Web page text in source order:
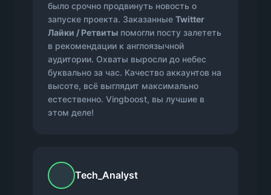
было срочно продвинуть новость о
запуске проекта. Заказанные Twitter
Лайки / Ретвиты помогли посту залететь
в рекомендации к англоязычной
аудитории. Охваты выросли до небес
буквально за час. Качество аккаунтов на
высоте, всё выглядит максимально
естественно. Vingboost, вы лучшие в
этом деле!
Tech_Analyst